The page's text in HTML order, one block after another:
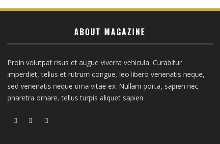
ABOUT MAGAZINE
Proin volutpat risus et augue viverra vehicula. Curabitur
imperdiet, tellus et rutrum congue, leo libero venenatis neque,
sed venenatis neque urna vitae ex. Nullam porta, sapien nec
pharetra ornare, tellus turpis aliquet sapien.